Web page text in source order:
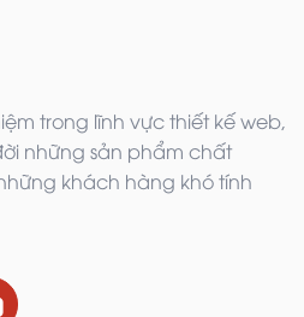
trong lĩnh vực thiết kế web,
những sản phẩm chất
khách hàng khó tính